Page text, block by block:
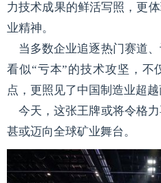
力技术成果的鲜活写照，更
业精神。
当多数企业追逐热门赛道
看似“亏本”的技术攻坚，不
点，更照见了中国制造业超
今天，这张王牌或将令格力
甚或迈向全球矿业舞台。